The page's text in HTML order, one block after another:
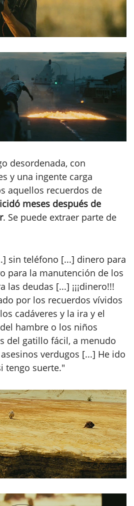
desordenada, con
y una ingente carga
aquellos recuerdos de
meses después de
. Se puede extraer parte de
sin teléfono [...] dinero para
para la manutención de los
deudas [...] ¡¡¡dinero!!!
por los recuerdos vívidos
cadáveres y la ira y el
hambre o los niños
del gatillo fácil, a menudo
verdugos [...] He ido
tengo suerte."